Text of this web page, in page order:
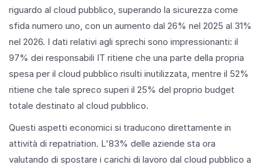
riguardo al cloud pubblico, superando la sicurezza come
sfida numero uno, con un aumento dal 26% nel 2025 al 31%
nel 2026. I dati relativi agli sprechi sono impressionanti: il
97% dei responsabili IT ritiene che una parte della propria
spesa per il cloud pubblico risulti inutilizzata, mentre il 52%
ritiene che tale spreco superi il 25% del proprio budget
totale destinato al cloud pubblico.
Questi aspetti economici si traducono direttamente in
attività di repatriation. L'83% delle aziende sta ora
valutando di spostare i carichi di lavoro dal cloud pubblico a